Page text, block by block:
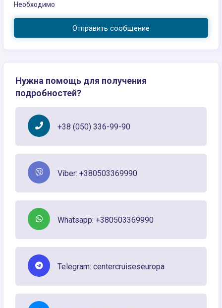
Необходимо
Отправить сообщение
Нужна помощь для получения
подробностей?
+38 (050) 336-99-90
Viber: +380503369990
Whatsapp: +380503369990
Telegram: centercruiseseuropa